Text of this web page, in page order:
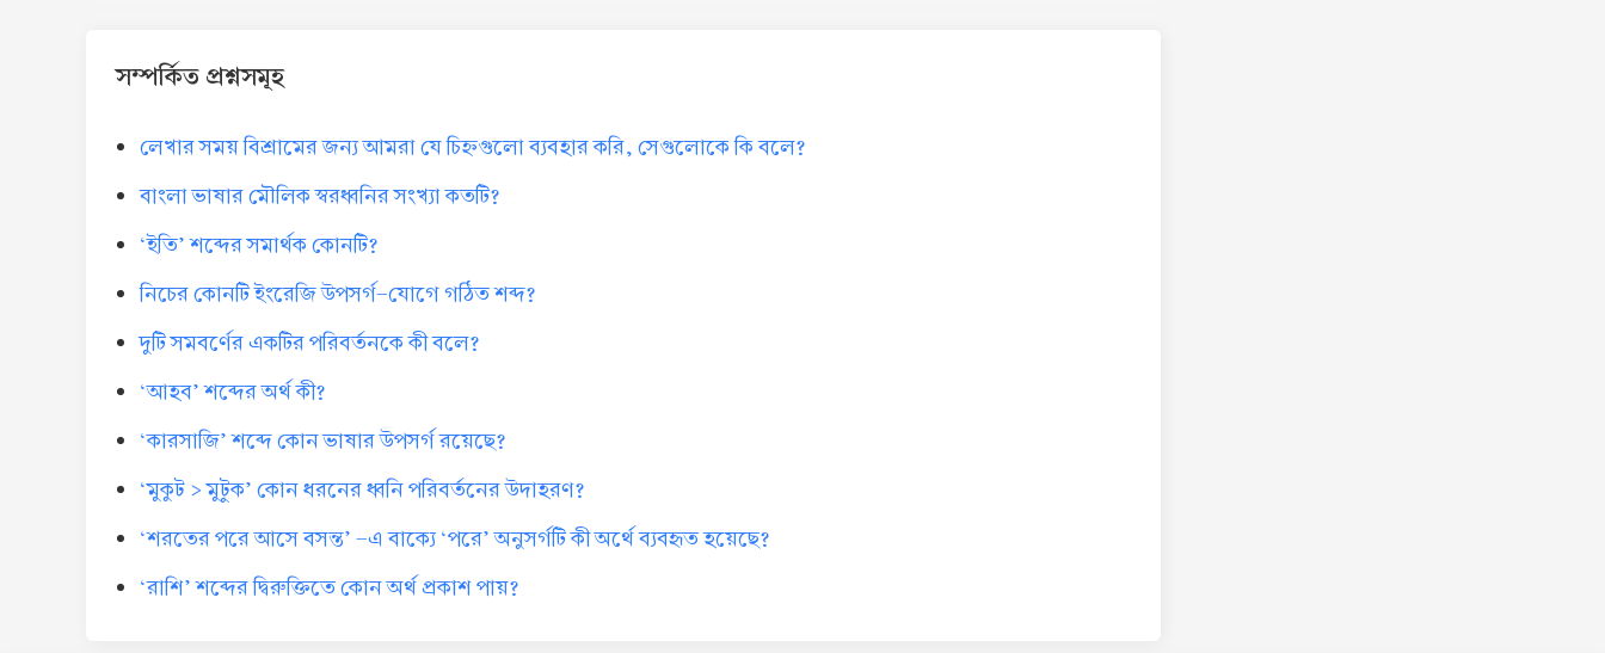
সম্পর্কিত প্রশ্নসমূহ
লেখার সময় বিশ্রামের জন্য আমরা যে চিহ্নগুলো ব্যবহার করি, সেগুলোকে কি বলে?
বাংলা ভাষার মৌলিক স্বরধ্বনির সংখ্যা কতটি?
‘ইতি’ শব্দের সমার্থক কোনটি?
নিচের কোনটি ইংরেজি উপসর্গ-যোগে গঠিত শব্দ?
দুটি সমবর্ণের একটির পরিবর্তনকে কী বলে?
‘আহব’ শব্দের অর্থ কী?
‘কারসাজি’ শব্দে কোন ভাষার উপসর্গ রয়েছে?
‘মুকুট > মুটুক’ কোন ধরনের ধ্বনি পরিবর্তনের উদাহরণ?
‘শরতের পরে আসে বসন্ত’ -এ বাক্যে ‘পরে’ অনুসর্গটি কী অর্থে ব্যবহৃত হয়েছে?
‘রাশি’ শব্দের দ্বিরুক্তিতে কোন অর্থ প্রকাশ পায়?